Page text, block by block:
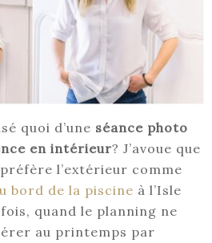
quoi d’une séance photo
en intérieur? J’avoue que
l’extérieur comme
bord de la piscine à l’Isle
quand le planning ne
au printemps par